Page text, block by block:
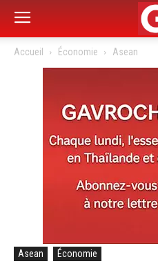
Accueil Économie Asean
Asean Économie